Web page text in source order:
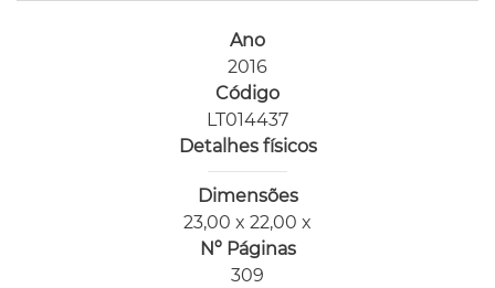
Ano
2016
Código
LT014437
Detalhes físicos
Dimensões
23,00 x 22,00 x
Nº Páginas
309